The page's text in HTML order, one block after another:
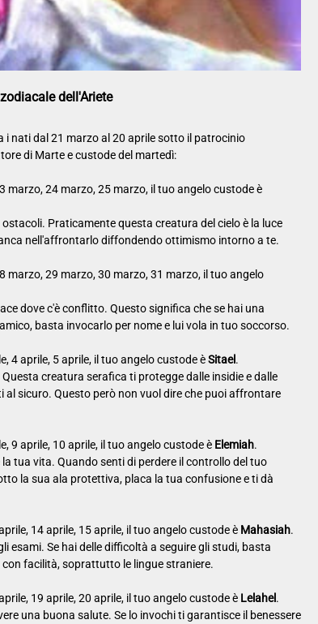
dell'Ariete
i nati dal 21 marzo al 20 aprile sotto il patrocinio
di Marte e custode del martedì:
marzo, 24 marzo, 25 marzo, il tuo angelo custode è
Praticamente questa creatura del cielo è la luce
nell'affrontarlo diffondendo ottimismo intorno a te.
marzo, 29 marzo, 30 marzo, 31 marzo, il tuo angelo
dove c'è conflitto. Questo significa che se hai una
basta invocarlo per nome e lui vola in tuo soccorso.
4 aprile, 5 aprile, il tuo angelo custode èSitael.
creatura serafica ti protegge dalle insidie e dalle
sicuro. Questo però non vuol dire che puoi affrontare
9 aprile, 10 aprile, il tuo angelo custode è Elemiah.
tua vita. Quando senti di perdere il controllo del tuo
la sua ala protettiva, placa la tua confusione e ti dà
14 aprile, 15 aprile, il tuo angelo custode è Mahasiah.
esami. Se hai delle difficoltà a seguire gli studi, basta
facilità, soprattutto le lingue straniere.
19 aprile, 20 aprile, il tuo angelo custode è Lelahel.
una buona salute. Se lo invochi ti garantisce il benessere